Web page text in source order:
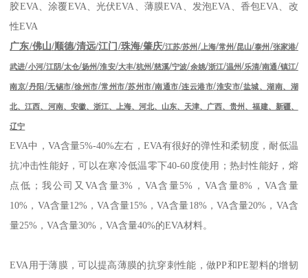
胶EVA 、涂覆EVA 、光伏EVA 、薄膜EVA 、发泡EVA 、香包EVA 、改
性EVA
广东/佛山/顺德/清远/江门/珠海/肇庆/江苏/苏州 /上海/常州/昆山/泰州 /张家港/
武进/小河/江阴/太仓/扬州/淮安/大丰/杭州/慈溪/宁波/余姚/浙江/温州/乐清/南通/镇江/
南京/丹阳 /无锡市/徐州市/常州市/苏州市/南通市/连云港市/淮安市/盐城、湖南、湖
北、江西、河南、安徽、浙江、上海、河北、山东、天津、广西、贵州、福建、新疆、
辽宁
EVA中， VA含量5%-40%左右， EVA有很好的弹性和柔韧度，耐低温
抗冲击性能好，可以在寒冷低温零下40-60 度使用；热封性能好，熔
点低；我公司又 VA含量3% ， VA含量5% ， VA含量8% ， VA含量
10% ， VA含量12% ，VA含量15%，VA含量18%， VA含量20% ， VA含
量25% ，VA含量30% ，VA含量40%的EVA材料。
EVA 用于薄膜，可以提高薄膜的抗穿刺性能，做PP和PE塑料的增韧